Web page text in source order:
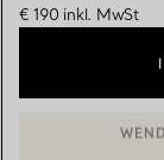
€ 190 inkl. MwSt